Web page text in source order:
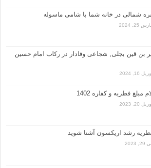
شمالی در خانه شما با شامی ماسوله
25, 2024
بن قین بجلی, شجاعی وفادار در رکاب امام حسین
16, 2024
مبلغ فطریه و کفاره 1402
20, 2023
رشد اریکسون آشنا شوید
2023